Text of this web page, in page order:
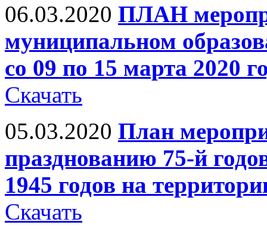
06.03.2020 ПЛАН
муниципальном
со 09 по 15 марта 2020
Скачать
05.03.2020 План
празднованию 75-й
1945 годов на
Скачать